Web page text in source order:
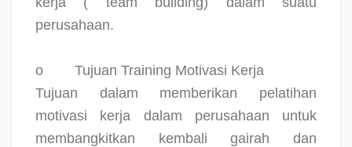
perusahaan.
o
Tujuan Training Motivasi Kerja
Tujuan dalam memberikan pelatihan
motivasi kerja dalam perusahaan untuk
membangkitkan kembali gairah dan